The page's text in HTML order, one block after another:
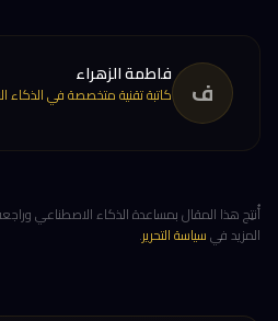
ف فاطمة الزهراء
كاتبة تقنية متخصصة في الذكاء
أُنتِج هذا المقال بمساعدة الذكاء الاصطناعي
المزيد فيسياسة التحرير.